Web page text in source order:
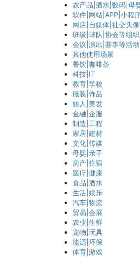
农产品|酒水|数码|母
软件|网站|APP|小程
网店|自媒体|社交头
班级|球队|协会等组织
会议|演出|赛事等活动
其他使用场景
餐饮|咖啡茶
科技|IT
教育|学校
服装|饰品
丽人|美发
金融|企服
制造|工程
家居|建材
文化|传媒
母婴|亲子
房产|住宿
医疗|健康
食品|酒水
生活|娱乐
汽车|物流
贸易|会展
农业|生鲜
宠物|玩具
能源|环保
体育|游戏